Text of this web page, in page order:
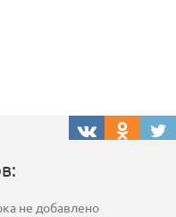
не добавлено